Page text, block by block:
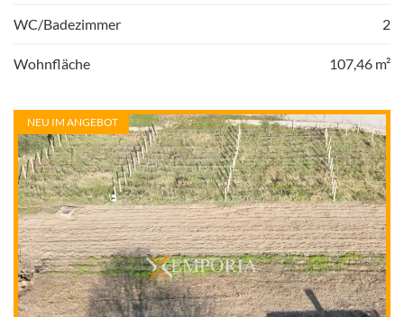
WC/Badezimmer 2
Wohnfläche 107,46 m²
NEU IM ANGEBOT